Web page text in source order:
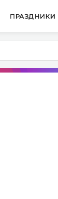
ПРАЗДНИКИ